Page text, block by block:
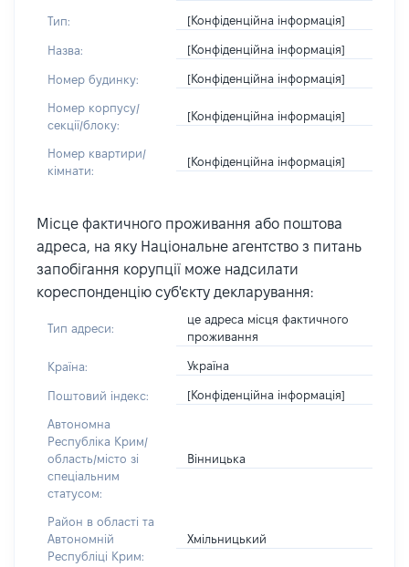
Тип: [Конфіденційна інформація]
Назва: [Конфіденційна інформація]
Номер будинку: [Конфіденційна інформація]
Номер корпусу/
секції/блоку:
[Конфіденційна інформація]
Номер квартири/
кімнати:
[Конфіденційна інформація]
Місце фактичного проживання або поштова
адреса, на яку Національне агентство з питань
запобігання корупції може надсилати
кореспонденцію суб'єкту декларування:
Тип адреси:
це адреса місця фактичного
проживання
Країна: Україна
Поштовий індекс: [Конфіденційна інформація]
Автономна
Республіка Крим/
область/місто зі
спеціальним
статусом:
Вінницька
Район в області та
Автономній
Республіці Крим:
Хмільницький